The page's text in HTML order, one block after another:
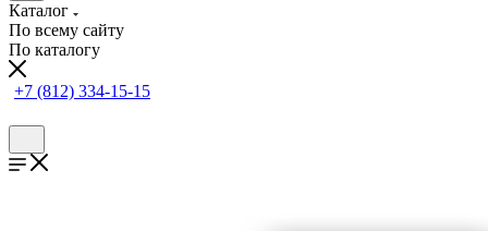
Каталог
По всему сайту
По каталогу
+7 (812) 334-15-15